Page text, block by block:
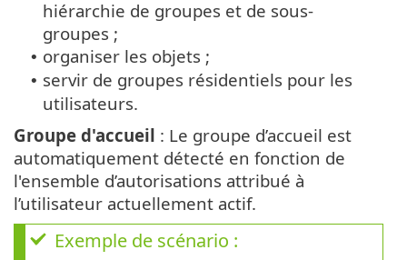
hiérarchie de groupes et de sous-
groupes ;
• organiser les objets ;
• servir de groupes résidentiels pour les
utilisateurs.
Groupe d'accueil : Le groupe d’accueil est
automatiquement détecté en fonction de
l'ensemble d’autorisations attribué à
l’utilisateur actuellement actif.
Exemple de scénario :